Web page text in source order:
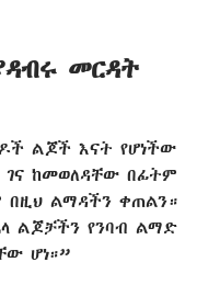
መርዳት
ልጆች እናት የሆነችው
ከመወለዳቸው በፊትም
በዚህ ልማዳችን ቀጠልን።
ልጆቻችን የንባብ ልማድ
ሆነ።”